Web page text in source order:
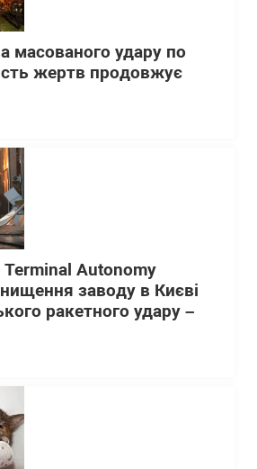
масованого удару по
жертв продовжує
Terminal Autonomy
заводу в Києві
ракетного удару –